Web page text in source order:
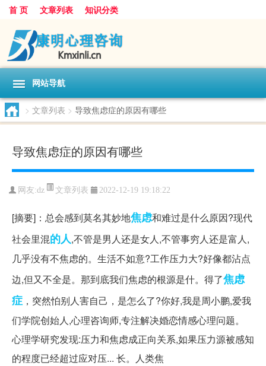
首 页 文章列表 知识分类
网站导航
> 文章列表 > 导致焦虑症的原因有哪些
导致焦虑症的原因有哪些
网友:dz 文章列表 2022-12-19 19:18:22
[摘要]：总会感到莫名其妙地焦虑和难过是什么原因?现代
社会里混的人,不管是男人还是女人,不管事穷人还是富人,
几乎没有不焦虑的。生活不如意?工作压力大?好像都沾点
边,但又不全是。那到底我们焦虑的根源是什。得了焦虑
症 ，突然怕别人害自己，是怎么了?你好,我是周小鹏,爱我
们学院创始人,心理咨询师,专注解决婚恋情感心理问题。
心理学研究发现:压力和焦虑成正向关系,如果压力源被感知
的程度已经超过应对压... 长。人类焦